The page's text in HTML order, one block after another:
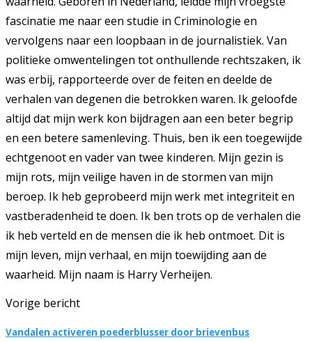
fascinatie me naar een studie in Criminologie en
vervolgens naar een loopbaan in de journalistiek. Van
politieke omwentelingen tot onthullende rechtszaken, ik
was erbij, rapporteerde over de feiten en deelde de
verhalen van degenen die betrokken waren. Ik geloofde
altijd dat mijn werk kon bijdragen aan een beter begrip
en een betere samenleving. Thuis, ben ik een toegewijde
echtgenoot en vader van twee kinderen. Mijn gezin is
mijn rots, mijn veilige haven in de stormen van mijn
beroep. Ik heb geprobeerd mijn werk met integriteit en
vastberadenheid te doen. Ik ben trots op de verhalen die
ik heb verteld en de mensen die ik heb ontmoet. Dit is
mijn leven, mijn verhaal, en mijn toewijding aan de
waarheid. Mijn naam is Harry Verheijen.
Vorige bericht
Vandalen activeren poederblusser door brievenbus